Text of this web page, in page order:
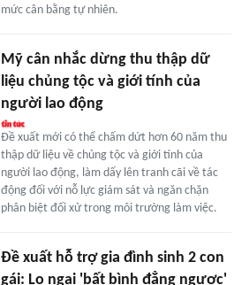
mức cân bằng tự nhiên.
Mỹ cân nhắc dừng thu thập dữ
liệu chủng tộc và giới tính của
người lao động
Đề xuất mới có thể chấm dứt hơn 60 năm thu
thập dữ liệu về chủng tộc và giới tính của
người lao động, làm dấy lên tranh cãi về tác
động đối với nỗ lực giám sát và ngăn chặn
phân biệt đối xử trong môi trường làm việc.
Đề xuất hỗ trợ gia đình sinh 2 con
gái: Lo ngại 'bất bình đẳng ngược'